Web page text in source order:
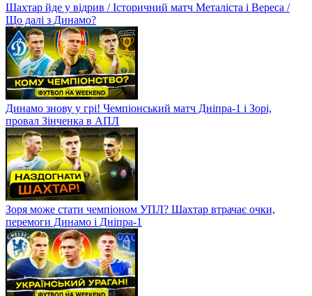
Шахтар йде у відрив / Історичний матч Металіста і Вереса /
Що далі з Динамо?
Динамо знову у грі! Чемпіонський матч Дніпра-1 і Зорі,
провал Зінченка в АПЛ
Зоря може стати чемпіоном УПЛ? Шахтар втрачає очки,
перемоги Динамо і Дніпра-1